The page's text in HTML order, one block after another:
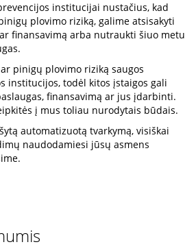
institucijai nustačius, kad
plovimo riziką, galime atsisakyti
finansavimą arba nutraukti šiuo metu
pinigų plovimo riziką saugos
institucijos, todėl kitos įstaigos gali
finansavimą ar jus įdarbinti.
į mus toliau nurodytais būdais.
automatizuotą tvarkymą, visiškai
naudodamiesi jūsų asmens